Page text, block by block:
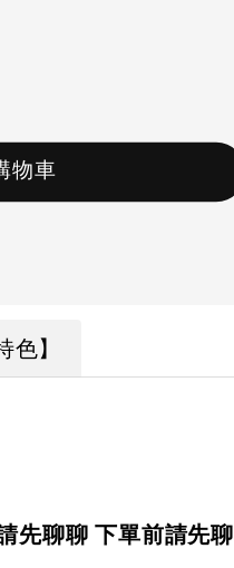
物車
色】
先聊聊 下單前請先聊